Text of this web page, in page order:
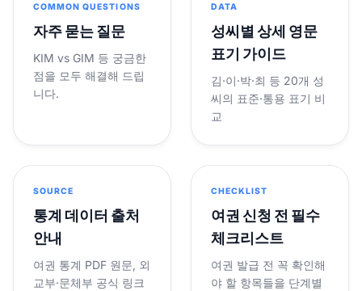
COMMON QUESTIONS
자주 묻는 질문
KIM vs GIM 등 궁금한
점을 모두 해결해 드립
니다.
DATA
성씨별 상세 영문
표기 가이드
김·이·박·최 등 20개 성
씨의 표준·통용 표기 비
교
SOURCE
통계 데이터 출처
안내
여권 통계 PDF 원문, 외
교부·문체부 공식 링크
CHECKLIST
여권 신청 전 필수
체크리스트
여권 발급 전 꼭 확인해
야 할 항목들을 단계별